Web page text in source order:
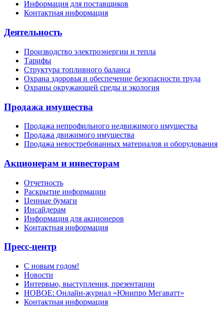
Информация для поставщиков
Контактная информация
Деятельность
Производство электроэнергии и тепла
Тарифы
Структура топливного баланса
Охрана здоровья и обеспечение безопасности труда
Охраны окружающей среды и экология
Продажа имущества
Продажа непрофильного недвижимого имущества
Продажа движимого имущества
Продажа невостребованных материалов и оборудования
Акционерам и инвесторам
Отчетность
Раскрытие информации
Ценные бумаги
Инсайдерам
Информация для акционеров
Контактная информация
Пресс-центр
С новым годом!
Новости
Интервью, выступления, презентации
НОВОЕ: Онлайн-журнал «Юнипро Мегаватт»
Контактная информация